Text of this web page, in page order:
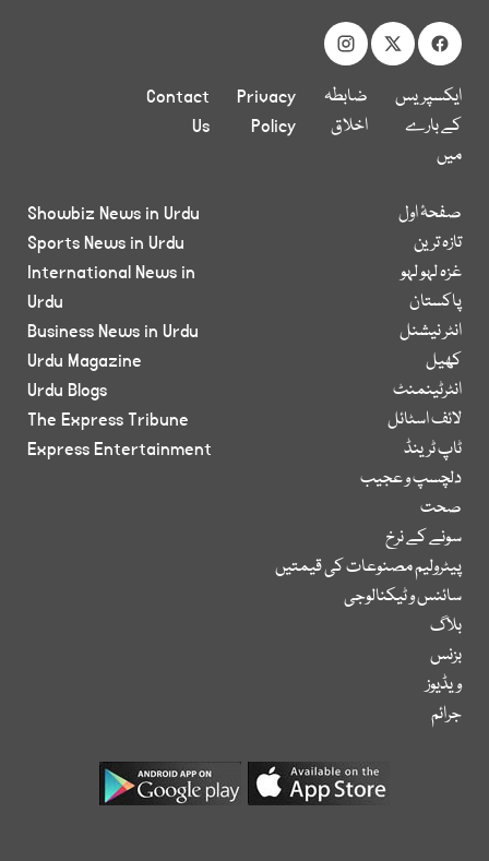
ایکسپریس
کے بارے
میں
ضابطہ
اخلاق
Privacy
Policy
Contact
Us
صفحۂ اول
تازہ ترین
غزہ لہو لہو
پاکستان
انٹر نیشنل
کھیل
انٹرٹینمنٹ
لائف اسٹائل
ٹاپ ٹرینڈ
دلچسپ و عجیب
صحت
سونے کے نرخ
پیٹرولیم مصنوعات کی قیمتیں
سائنس و ٹیکنالوجی
بلاگ
بزنس
ویڈیوز
جرائم
Showbiz News in Urdu
Sports News in Urdu
International News in
Urdu
Business News in Urdu
Urdu Magazine
Urdu Blogs
The Express Tribune
Express Entertainment